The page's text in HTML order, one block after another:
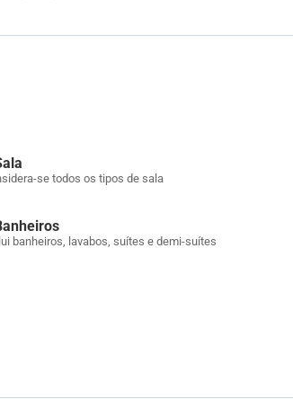
se todos os tipos de sala
banheiros, lavabos, suítes e demi-suítes